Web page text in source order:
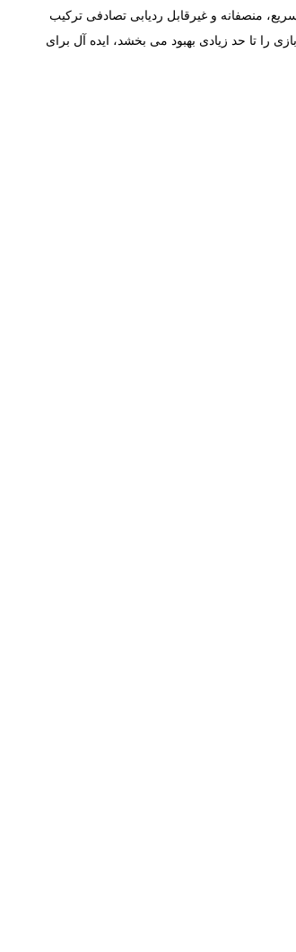
منصفانه و غیرقابل ردیابی تصادفی ترکیب
بازی را تا حد زیادی بهبود می بخشد، ایده آل برای